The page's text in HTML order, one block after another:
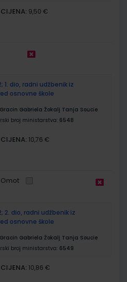
CIJENA: 9,50 €
1. dio, radni udžbenik iz
osnovne škole
Gabriela Žokalj Tanja Soucie
broj ministarstva: 6548
CIJENA: 10,76 €
Omot
2. dio, radni udžbenik iz
osnovne škole
Gabriela Žokalj Tanja Soucie
broj ministarstva: 6549
CIJENA: 10,86 €